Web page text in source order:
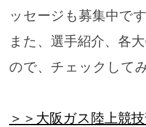
ッセージも募集中で
また、選手紹介、各
ので、チェックして
＞＞大阪ガス陸上競